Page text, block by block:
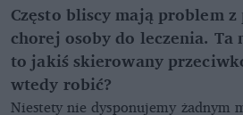
Często bliscy mają problem
chorej osoby do leczenia. Ta
to jakiś skierowany
wtedy robić?
Niestety nie dysponujemy żadnym